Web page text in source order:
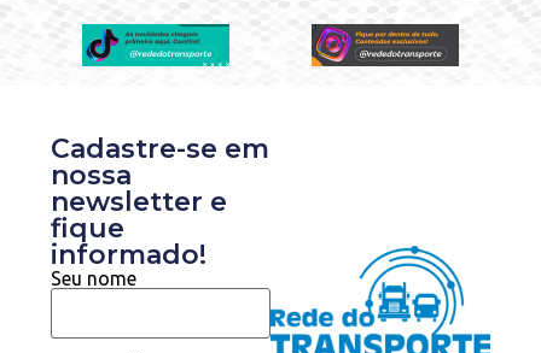
Cadastre-se em
nossa
newsletter e
fique
informado!
Seu nome